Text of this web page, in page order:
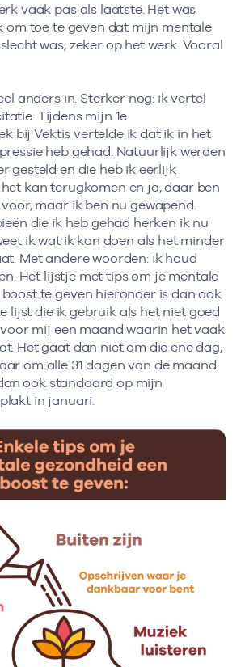
vaak pas als laatste. Het was
om toe te geven dat mijn mentale
was, zeker op het werk. Vooral
anders in. Sterker nog: ik vertel
Tijdens mijn 1e
bij Vektis vertelde ik dat ik in het
heb gehad. Natuurlijk werden
gesteld en die heb ik eerlijk
kan terugkomen en ja, daar ben
maar ik ben nu gewapend.
die ik heb gehad herken ik nu
ik wat ik kan doen als het minder
Met andere woorden: ik houd
Het lijstje met tips om je mentale
te geven hieronder is dan ook
lijst die ik gebruik als het niet goed
mij een maand waarin het vaak
Het gaat dan niet om die ene dag,
om alle 31 dagen van de maand.
ook standaard op mijn
in januari.